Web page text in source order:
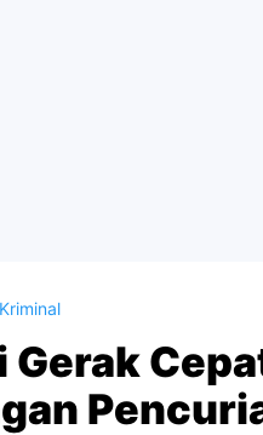
Gerak